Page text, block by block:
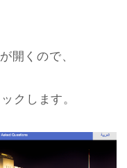
開くので、
クします。